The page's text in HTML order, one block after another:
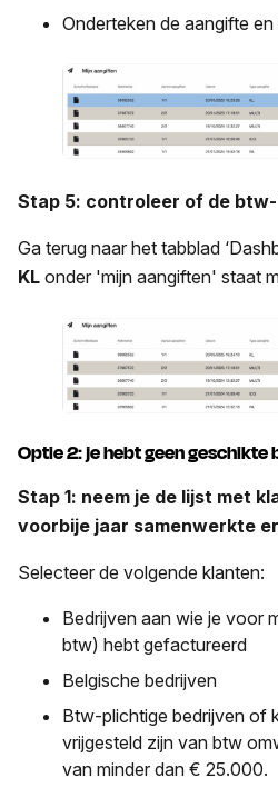
Onderteken de aangifte
Stap 5: controleer of de
Ga terug naar het tabblad
KL onder 'mijn aangiften' staat
Optie 2: je hebt geen
Stap 1: neem je de lijst met
voorbije jaar samenwerkte
Selecteer de volgende klanten:
Bedrijven aan wie je voor
btw) hebt gefactureerd
Belgische bedrijven
Btw-plichtige bedrijven of
vrijgesteld zijn van btw
van minder dan € 25.000.